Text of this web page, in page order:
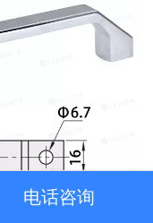
电话咨询